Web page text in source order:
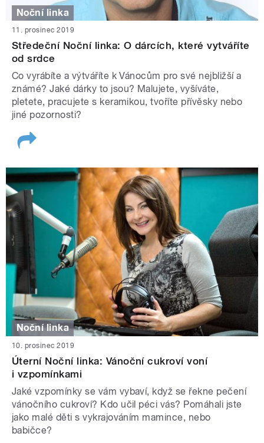
Noční linka
11. prosinec 2019
Středeční Noční linka: O dárcích, které vytváříte
od srdce
Co vyrábíte a výtváříte k Vánocům pro své nejbližší a
známé? Jaké dárky to jsou? Malujete, vyšíváte,
pletete, pracujete s keramikou, tvoříte přívěsky nebo
jiné pozornosti?
Noční linka
10. prosinec 2019
Úterní Noční linka: Vánoční cukroví voní
i vzpomínkami
Jaké vzpomínky se vám vybaví, když se řekne pečení
vánočního cukroví? Kdo učil péci vás? Pomáhali jste
jako malé děti s vykrajováním mamince, nebo
babičce?